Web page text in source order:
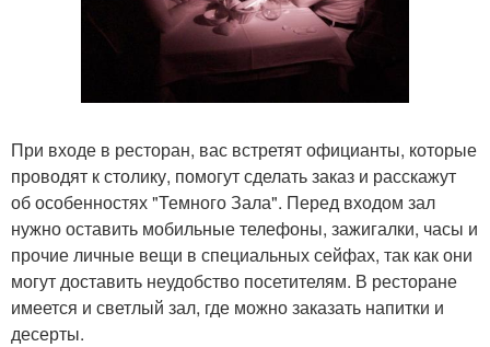
При входе в ресторан, вас встретят официанты, которые
проводят к столику, помогут сделать заказ и расскажут
об особенностях "Темного Зала". Перед входом зал
нужно оставить мобильные телефоны, зажигалки, часы и
прочие личные вещи в специальных сейфах, так как они
могут доставить неудобство посетителям. В ресторане
имеется и светлый зал, где можно заказать напитки и
десерты.